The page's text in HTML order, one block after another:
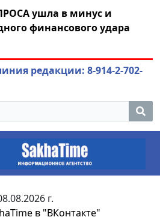
ушла в минус и
финансового удара
редакции: 8-914-2-702-
г.
в "ВКонтакте"